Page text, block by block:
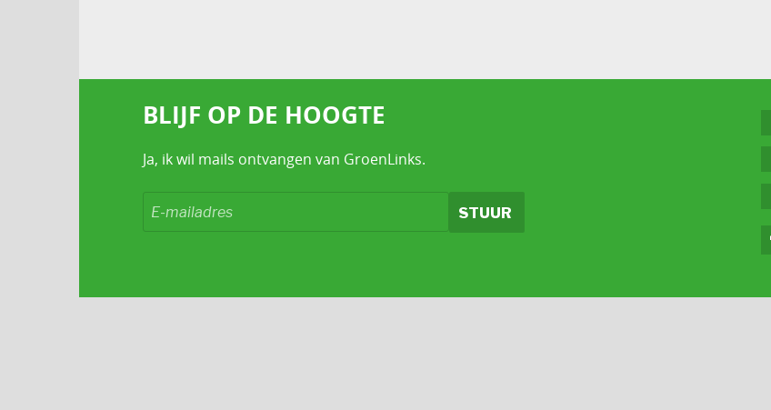
BLIJF OP DE HOOGTE
Ja, ik wil mails ontvangen van GroenLinks.